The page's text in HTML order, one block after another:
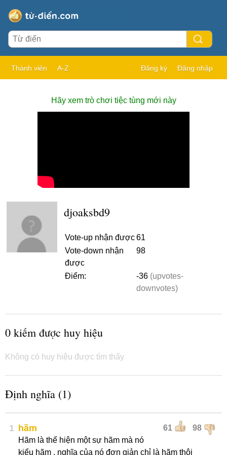
Thành viên A-Z Đăng ký Đăng nhập
Hãy xem trò chơi tiệc tùng mới này
djoaksbd9
Vote-up nhận được61
Vote-down nhận
được
98
Điểm: -36 (upvotes-
downvotes)
0 kiếm được huy hiệu
Không có huy hiệu được tìm thấy
Định nghĩa (1)
1 61 98
hãm
Hãm là thể hiện một sự hãm mà nó
kiểu hãm , nghĩa của nó đơn giản chỉ là hãm thôi